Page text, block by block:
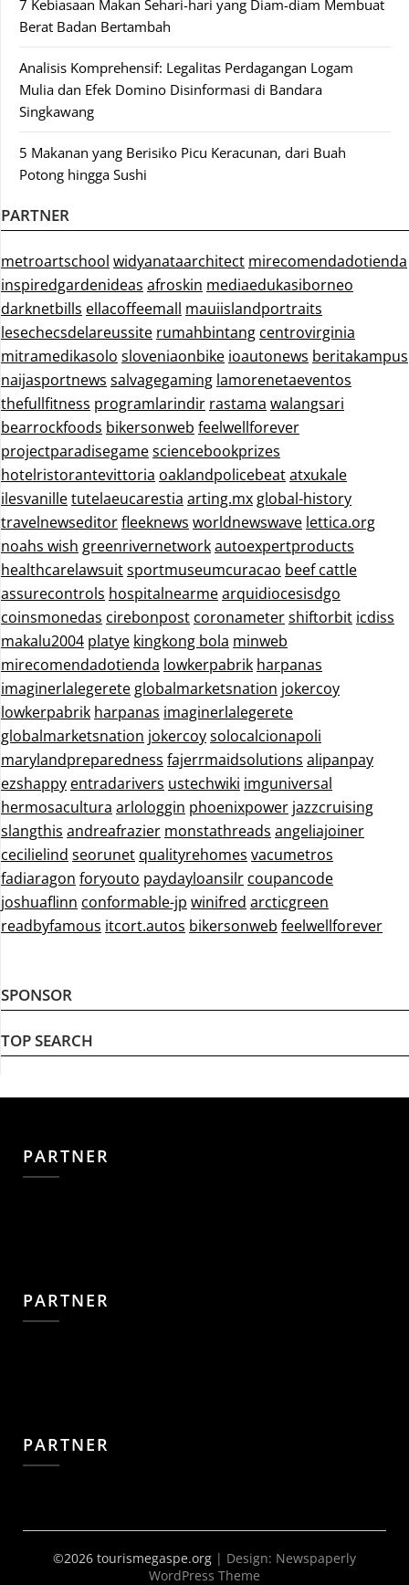
7 Kebiasaan Makan Sehari-hari yang Diam-diam Membuat
Berat Badan Bertambah
Analisis Komprehensif: Legalitas Perdagangan Logam
Mulia dan Efek Domino Disinformasi di Bandara
Singkawang
5 Makanan yang Berisiko Picu Keracunan, dari Buah
Potong hingga Sushi
PARTNER
metroartschool widyanataarchitect mirecomendadotienda
inspiredgardenideas afroskin mediaedukasiborneo
darknetbills ellacoffeemall mauiislandportraits
lesechecsdelareussite rumahbintang centrovirginia
mitramedikasolo sloveniaonbike ioautonews beritakampus
naijasportnews salvagegaming lamorenetaeventos
thefullfitness programlarindir rastama walangsari
bearrockfoods bikersonweb feelwellforever
projectparadisegamesciencebookprizes
hotelristorantevittoria oaklandpolicebeatatxukale
ilesvanilletutelaeucarestia arting.mx global-history
travelnewseditorfleeknews worldnewswave lettica.org
noahs wish greenrivernetworkautoexpertproducts
healthcarelawsuitsportmuseumcuracao beef cattle
assurecontrols hospitalnearmearquidiocesisdgo
coinsmonedas cirebonpost coronametershiftorbit icdiss
makalu2004 platye kingkong bola minweb
mirecomendadotienda lowkerpabrik harpanas
imaginerlalegerete globalmarketsnation jokercoy
lowkerpabrik harpanas imaginerlalegerete
globalmarketsnation jokercoysolocalcionapoli
marylandpreparedness fajerrmaidsolutions alipanpay
ezshappy entradarivers ustechwiki imguniversal
hermosacultura arlologgin phoenixpower jazzcruising
slangthis andreafrazier monstathreads angeliajoiner
cecilielind seorunet qualityrehomes vacumetros
fadiaragon foryouto paydayloansilr coupancode
joshuaflinn conformable-jp winifred arcticgreen
readbyfamous itcort.autos bikersonweb feelwellforever
SPONSOR
TOP SEARCH
PARTNER
PARTNER
PARTNER
©2026 tourismegaspe.org | Design: Newspaperly
WordPress Theme